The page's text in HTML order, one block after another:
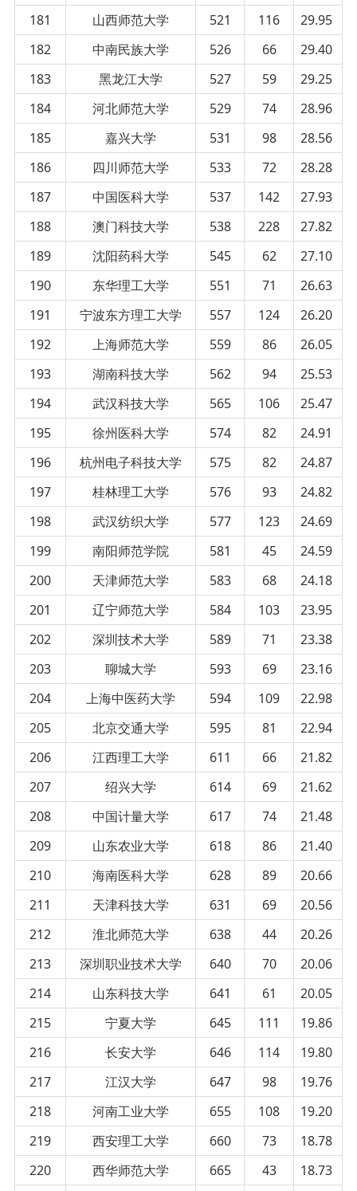
181
山西师范大学 521 116
29.95
182
中南民族大学 526 66
29.40
183
黑龙江大学 527 59
29.25
184
河北师范大学 529 74
28.96
185
嘉兴大学 531 98
28.56
186
四川师范大学 533 72
28.28
187
中国医科大学 537 142
27.93
188
澳门科技大学 538 228
27.82
189
沈阳药科大学 545 62
27.10
190
东华理工大学 551 71
26.63
191
宁波东方理工大学 557 124
26.20
192
上海师范大学 559 86
26.05
193
湖南科技大学 562 94
25.53
194
武汉科技大学 565 106
25.47
195
徐州医科大学 574 82
24.91
196
杭州电子科技大学 575 82
24.87
197
桂林理工大学 576 93
24.82
198
武汉纺织大学 577 123
24.69
199
南阳师范学院 581 45
24.59
200
天津师范大学 583 68
24.18
201
辽宁师范大学 584 103
23.95
202
深圳技术大学 589 71
23.38
203
聊城大学 593 69
23.16
204
上海中医药大学 594 109
22.98
205
北京交通大学 595 81
22.94
206
江西理工大学 611 66
21.82
207
绍兴大学 614 69
21.62
208
中国计量大学 617 74
21.48
209
山东农业大学 618 86
21.40
210
海南医科大学 628 89
20.66
211
天津科技大学 631 69
20.56
212
淮北师范大学 638 44
20.26
213
深圳职业技术大学 640 70
20.06
214
山东科技大学 641 61
20.05
215
宁夏大学 645 111
19.86
216
长安大学 646 114
19.80
217
江汉大学 647 98
19.76
218
河南工业大学 655 108
19.20
219
西安理工大学 660 73
18.78
220
西华师范大学 665 43
18.73